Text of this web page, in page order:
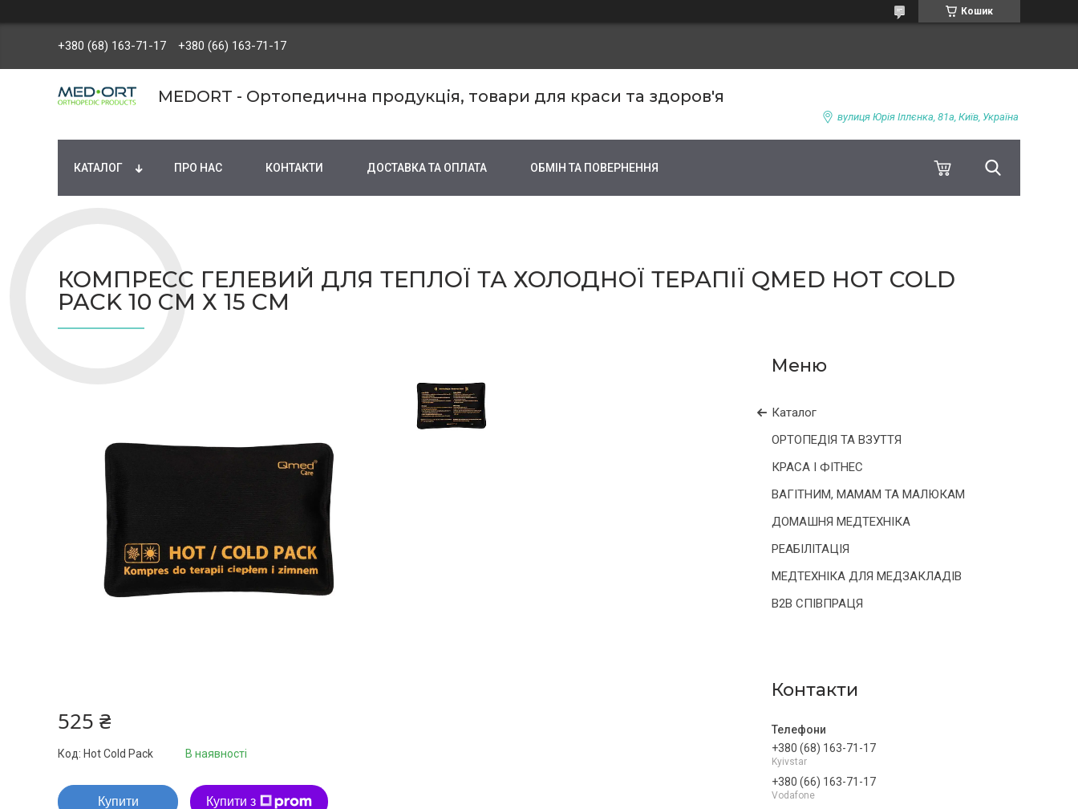
Кошик
+380 (68) 163-71-17 +380 (66) 163-71-17
MEDORT - Ортопедична продукція, товари для краси та здоров'я
вулиця Юрія Іллєнка, 81а, Київ, Україна
КАТАЛОГ ПРО НАС КОНТАКТИ ДОСТАВКА ТА ОПЛАТА ОБМІН ТА ПОВЕРНЕННЯ
КОМПРЕСC ГЕЛЕВИЙ ДЛЯ ТЕПЛОЇ ТА ХОЛОДНОЇ ТЕРАПІЇ QMED HOT COLD
PACK 10 СМ Х 15 СМ
Каталог
ОРТОПЕДІЯ ТА ВЗУТТЯ
КРАСА І ФІТНЕС
ВАГІТНИМ, МАМАМ ТА МАЛЮКАМ
ДОМАШНЯ МЕДТЕХНІКА
РЕАБІЛІТАЦІЯ
МЕДТЕХНІКА ДЛЯ МЕДЗАКЛАДІВ
B2B СПІВПРАЦЯ
Контакти
+380 (68) 163-71-17
Kyivstar
+380 (66) 163-71-17
Vodafone
525 ₴
В наявності
Код: Hot Cold Pack
Купити Купити з